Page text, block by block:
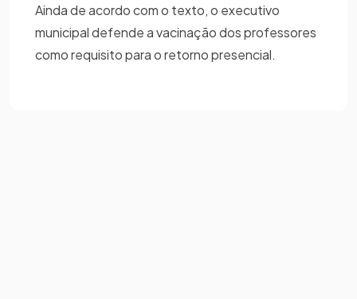
Ainda de acordo com o texto, o executivo
municipal defende a vacinação dos professores
como requisito para o retorno presencial.